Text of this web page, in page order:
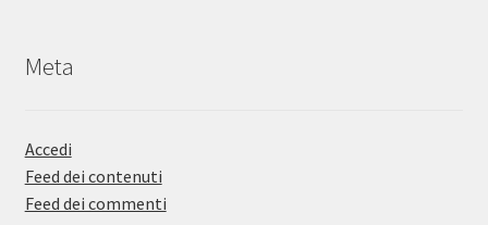
Meta
Accedi
Feed dei contenuti
Feed dei commenti